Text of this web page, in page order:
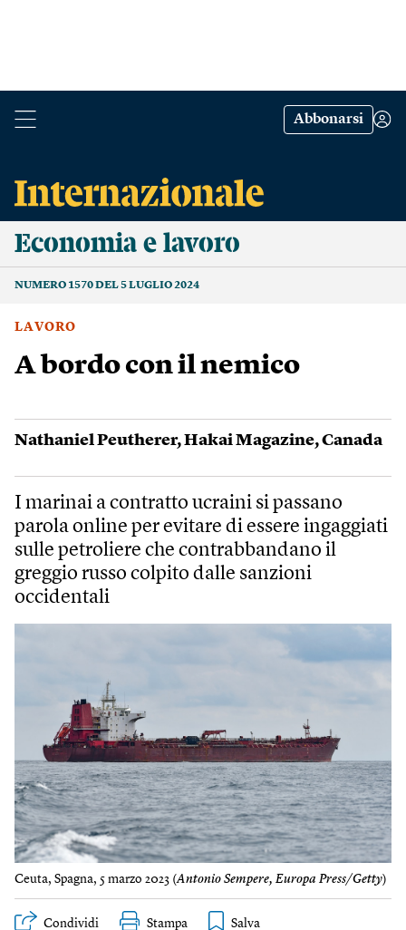
Abbonarsi
Economia e lavoro
NUMERO 1570 DEL 5 LUGLIO 2024
LAVORO
A bordo con il nemico
Nathaniel Peutherer,Hakai Magazine,Canada
I marinai a contratto ucraini si passano
parola online per evitare di essere ingaggiati
sulle petroliere che contrabbandano il
greggio russo colpito dalle sanzioni
occidentali
Ceuta, Spagna, 5 marzo 2023 (Antonio Sempere, Europa Press/Getty)
Condividi Stampa